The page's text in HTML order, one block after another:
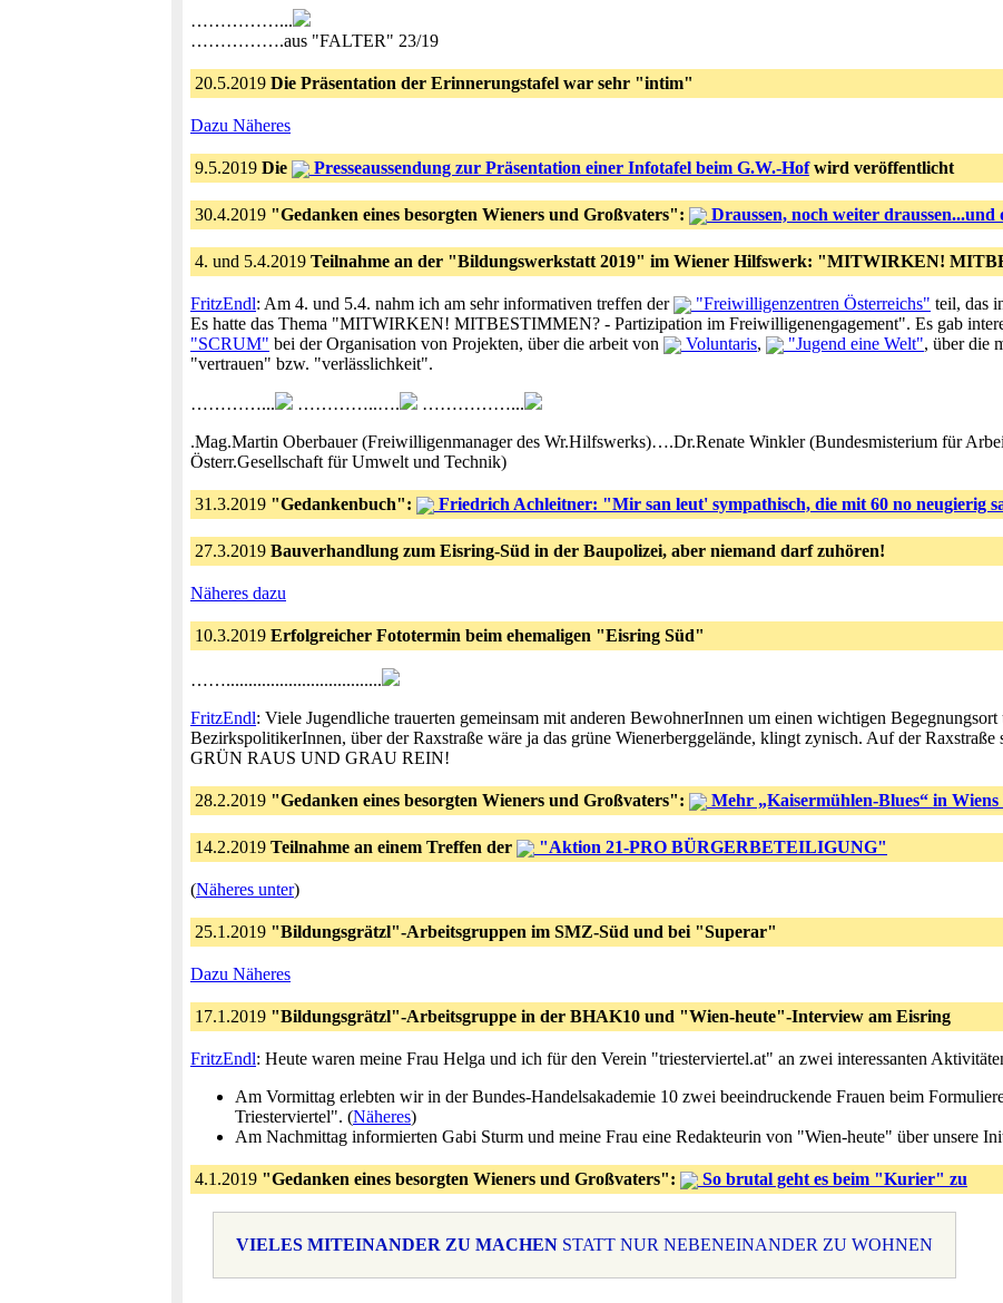
……………...
…………….aus "FALTER" 23/19
20.5.2019 Die Präsentation der Erinnerungstafel war sehr "intim"
Dazu Näheres
9.5.2019 Die Presseaussendung zur Präsentation einer Infotafel beim G.W.-Hofwird veröffentlicht
30.4.2019 "Gedanken eines besorgten Wieners und Großvaters": Draussen, noch weiter draussen...und
4. und 5.4.2019 Teilnahme an der "Bildungswerkstatt 2019" im Wiener Hilfswerk: "MITWIRKEN!
FritzEndl: Am 4. und 5.4. nahm ich am sehr informativen treffen der "Freiwilligenzentren Österreichs" teil, das
Es hatte das Thema "MITWIRKEN! MITBESTIMMEN? - Partizipation im Freiwilligenengagement". Es gab
"SCRUM" bei der Organisation von Projekten, über die arbeit von Voluntaris, "Jugend eine Welt", über die
"vertrauen" bzw. "verlässlichkeit".
…………... …………..….
……………...
.Mag.Martin Oberbauer (Freiwilligenmanager des Wr.Hilfswerks)….Dr.Renate Winkler (Bundesmisterium für
Österr.Gesellschaft für Umwelt und Technik)
31.3.2019 "Gedankenbuch": Friedrich Achleitner: "Mir san leut' sympathisch, die mit 60 no neugierig
27.3.2019 Bauverhandlung zum Eisring-Süd in der Baupolizei, aber niemand darf zuhören!
Näheres dazu
10.3.2019 Erfolgreicher Fototermin beim ehemaligen "Eisring Süd"
……...................................
FritzEndl: Viele Jugendliche trauerten gemeinsam mit anderen BewohnerInnen um einen wichtigen
BezirkspolitikerInnen, über der Raxstraße wäre ja das grüne Wienerberggelände, klingt zynisch. Auf der
GRÜN RAUS UND GRAU REIN!
28.2.2019 "Gedanken eines besorgten Wieners und Großvaters": Mehr „Kaisermühlen-Blues“ in
14.2.2019 Teilnahme an einem Treffen der "Aktion 21-PRO BÜRGERBETEILIGUNG"
(Näheres unter)
25.1.2019 "Bildungsgrätzl"-Arbeitsgruppen im SMZ-Süd und bei "Superar"
Dazu Näheres
17.1.2019 "Bildungsgrätzl"-Arbeitsgruppe in der BHAK10 und "Wien-heute"-Interview am Eisring
FritzEndl: Heute waren meine Frau Helga und ich für den Verein "triesterviertel.at" an zwei interessanten
Am Vormittag erlebten wir in der Bundes-Handelsakademie 10 zwei beeindruckende Frauen beim
Triesterviertel". (Näheres)
Am Nachmittag informierten Gabi Sturm und meine Frau eine Redakteurin von "Wien-heute" über unsere
4.1.2019 "Gedanken eines besorgten Wieners und Großvaters": So brutal geht es beim "Kurier" zu
VIELES MITEINANDER ZU MACHEN STATT NUR NEBENEINANDER ZU WOHNEN